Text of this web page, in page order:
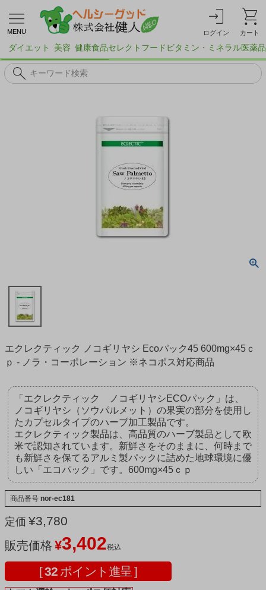
MENU ログイン カート
ダイエット 美容 健康食品セレクトフード ビタミン・ミネラル医薬品
エクレクティック ノコギリヤシ Ecoパック45 600mg×45ｃ
ｐ - ノラ・コーポレーション ※ネコポス対応商品
「エクレクティック ノコギリヤシECOパック」は、
ノコギリヤシ（ソウパルメット）の果実の部分を使用し
たカプセルタイプのハーブ加工製品です。
エクレクティック製品は、高品質のハーブ製品として欧
米で認知されています。新鮮さをそのままに、何時まで
も新鮮さを保てるアルミ製パックに詰めた地球環境に優
しい「エコパック」です。600mg×45ｃｐ
商品番号 nor-ec181
定価 ¥3,780
販売価格 ¥3,402税込
[32 ポイント進呈 ]